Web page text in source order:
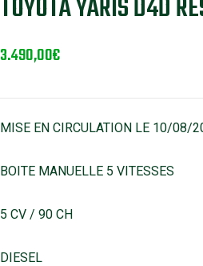
TOYOTA YARIS D4D
3.490,00€
MISE EN CIRCULATION LE 10/08/
BOITE MANUELLE 5 VITESSES
5 CV / 90 CH
DIESEL